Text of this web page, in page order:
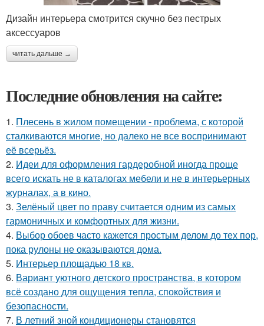
Дизайн интерьера смотрится скучно без пестрых
аксессуаров
читать дальше →
Последние обновления на сайте:
1. Плесень в жилом помещении - проблема, с которой
сталкиваются многие, но далеко не все воспринимают
её всерьёз.
2. Идеи для оформления гардеробной иногда проще
всего искать не в каталогах мебели и не в интерьерных
журналах, а в кино.
3. Зелёный цвет по праву считается одним из самых
гармоничных и комфортных для жизни.
4. Выбор обоев часто кажется простым делом до тех пор,
пока рулоны не оказываются дома.
5. Интерьер площадью 18 кв.
6. Вариант уютного детского пространства, в котором
всё создано для ощущения тепла, спокойствия и
безопасности.
7. В летний зной кондиционеры становятся